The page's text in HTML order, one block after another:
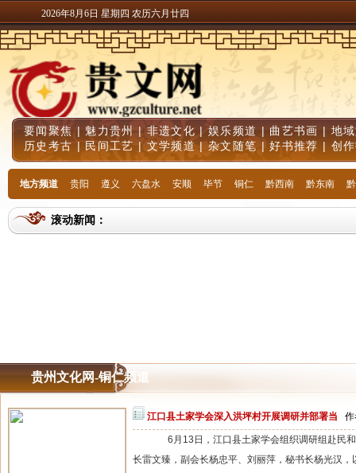
2026年8月6日 星期四 农历六月廿四
要闻聚焦| 魅力贵州|非遗文化 |娱乐频道 | 曲艺书画 | 地
历史考古 | 民间工艺 |文学频道|杂文随笔 |好书推荐 | 创
地方频道 贵阳 遵义 六盘水 安顺 毕节 铜仁 黔西南 黔东南
滚动新闻：
贵州文化网-铜仁频道
江口县土家学会深入洪坪村开展调研并部署当 作
6月13日，江口县土家学会组织调研组赴民和
长雷文臻，副会长杨忠平、刘丽萍，秘书长杨光汉